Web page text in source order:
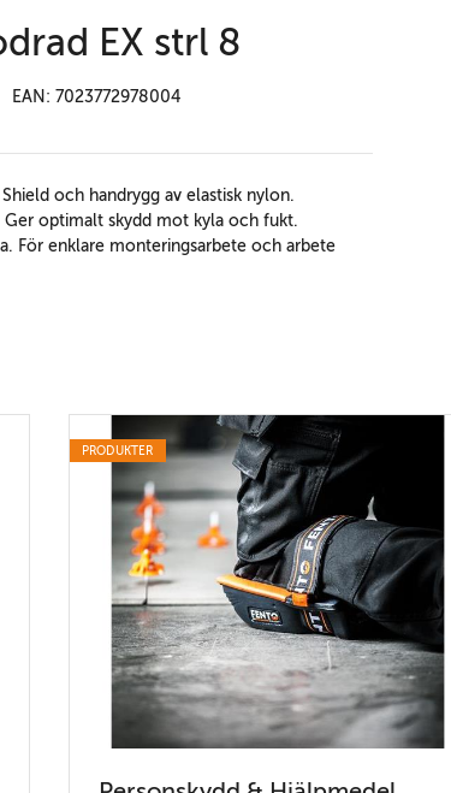
EX strl 8
EAN: 7023772978004
och handrygg av elastisk nylon.
optimalt skydd mot kyla och fukt.
För enklare monteringsarbete och arbete
PRODUKTER